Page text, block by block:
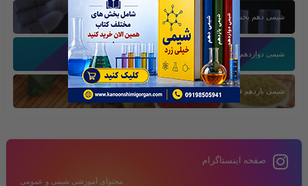
شیمی دهم بخش اول
شیمی دوازدهم بخش سوم
شیمی یازدهم فصل دوم
صفحه اینستاگرام
محتوای آموزشی شیمی و عمومی